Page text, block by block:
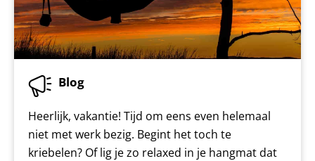
Blog
Heerlijk, vakantie! Tijd om eens even helemaal
niet met werk bezig. Begint het toch te
kriebelen? Of lig je zo relaxed in je hangmat dat